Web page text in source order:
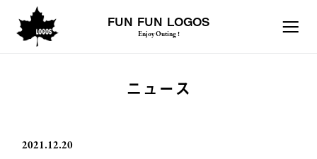
FUN FUN LOGOS
Enjoy Outing !
ニュース
2021.12.20